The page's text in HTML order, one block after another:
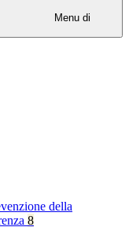
Menu di
della
8